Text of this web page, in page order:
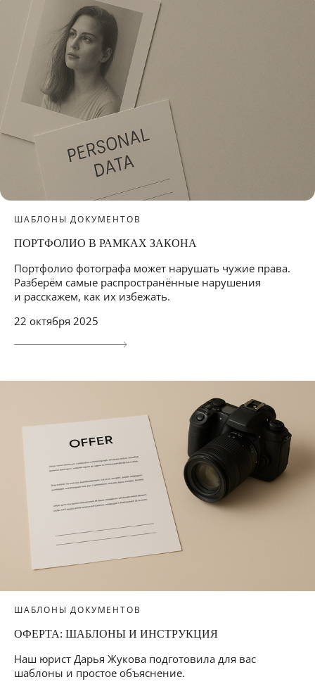
ШАБЛОНЫ ДОКУМЕНТОВ
ПОРТФОЛИО В РАМКАХ ЗАКОНА
Портфолио фотографа может нарушать чужие права.
Разберём самые распространённые нарушения
и расскажем, как их избежать.
22 октября 2025
ШАБЛОНЫ ДОКУМЕНТОВ
ОФЕРТА: ШАБЛОНЫ И ИНСТРУКЦИЯ
Наш юрист Дарья Жукова подготовила для вас
шаблоны и простое объяснение.